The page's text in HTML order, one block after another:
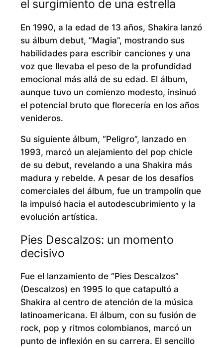
el surgimiento de una estrella
En 1990, a la edad de 13 años, Shakira lanzó
su álbum debut, “Magia”, mostrando sus
habilidades para escribir canciones y una
voz que llevaba el peso de la profundidad
emocional más allá de su edad. El álbum,
aunque tuvo un comienzo modesto, insinuó
el potencial bruto que florecería en los años
venideros.
Su siguiente álbum, “Peligro”, lanzado en
1993, marcó un alejamiento del pop chicle
de su debut, revelando a una Shakira más
madura y rebelde. A pesar de los desafíos
comerciales del álbum, fue un trampolín que
la impulsó hacia el autodescubrimiento y la
evolución artística.
Pies Descalzos: un momento
decisivo
Fue el lanzamiento de “Pies Descalzos”
(Descalzos) en 1995 lo que catapultó a
Shakira al centro de atención de la música
latinoamericana. El álbum, con su fusión de
rock, pop y ritmos colombianos, marcó un
punto de inflexión en su carrera. El sencillo